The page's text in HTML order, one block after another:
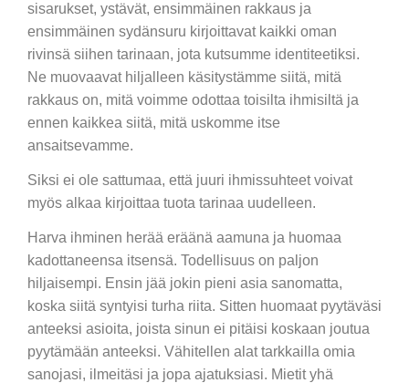
sisarukset, ystävät, ensimmäinen rakkaus ja
ensimmäinen sydänsuru kirjoittavat kaikki oman
rivinsä siihen tarinaan, jota kutsumme identiteetiksi.
Ne muovaavat hiljalleen käsitystämme siitä, mitä
rakkaus on, mitä voimme odottaa toisilta ihmisiltä ja
ennen kaikkea siitä, mitä uskomme itse
ansaitsevamme.
Siksi ei ole sattumaa, että juuri ihmissuhteet voivat
myös alkaa kirjoittaa tuota tarinaa uudelleen.
Harva ihminen herää eräänä aamuna ja huomaa
kadottaneensa itsensä. Todellisuus on paljon
hiljaisempi. Ensin jää jokin pieni asia sanomatta,
koska siitä syntyisi turha riita. Sitten huomaat pyytäväsi
anteeksi asioita, joista sinun ei pitäisi koskaan joutua
pyytämään anteeksi. Vähitellen alat tarkkailla omia
sanojasi, ilmeitäsi ja jopa ajatuksiasi. Mietit yhä